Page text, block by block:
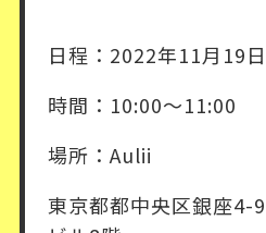
日程：2022年11月19日
時間：10:00〜11:00
場所：Aulii
東京都都中央区銀座4-